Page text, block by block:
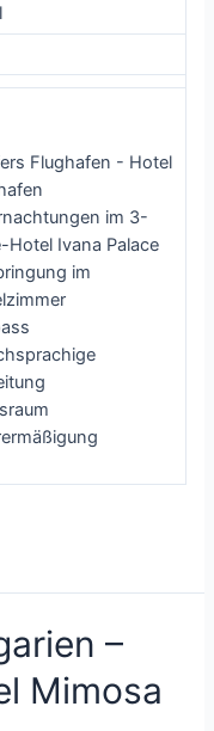
Flughafen - Hotel
im 3-
Hotel Ivana Palace
im
–
Mimosa